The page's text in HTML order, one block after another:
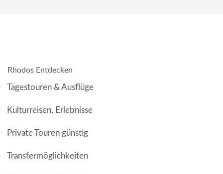
Rhodos Entdecken
Tagestouren & Ausflüge
Kulturreisen, Erlebnisse
Private Touren günstig
Transfermöglichkeiten